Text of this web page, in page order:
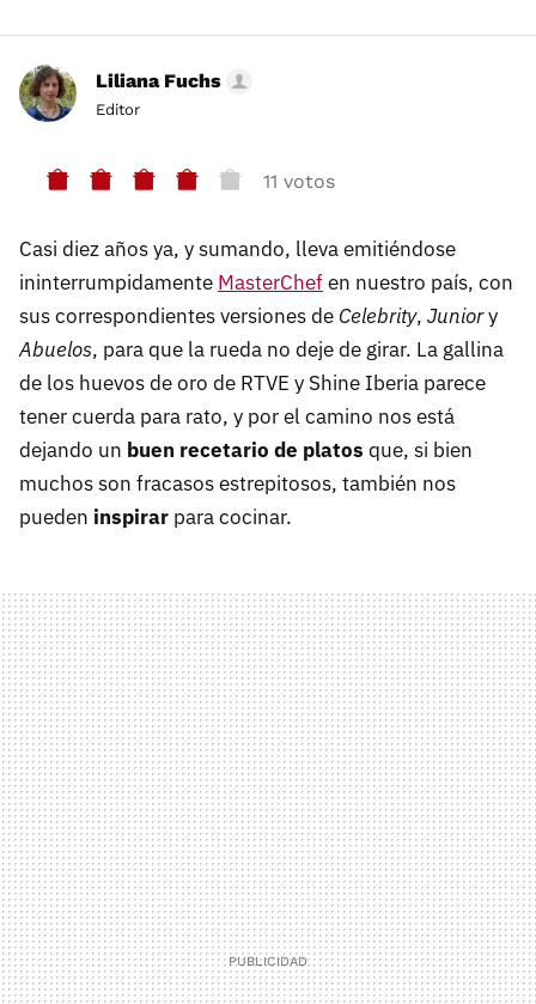
Liliana Fuchs
Editor
11 votos
Casi diez años ya, y sumando, lleva emitiéndose
ininterrumpidamente MasterChefen nuestro país, con
sus correspondientes versiones de Celebrity, Juniory
Abuelos, para que la rueda no deje de girar. La gallina
de los huevos de oro de RTVE y Shine Iberia parece
tener cuerda para rato, y por el camino nos está
dejando un buen recetario de platos que, si bien
muchos son fracasos estrepitosos, también nos
pueden inspirar para cocinar.